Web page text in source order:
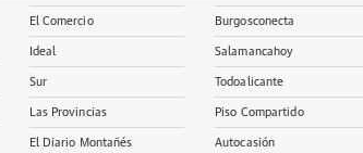
El Comercio
Ideal
Sur
Las Provincias
El Diario Montañés
Burgosconecta
Salamancahoy
Todoalicante
Piso Compartido
Autocasión